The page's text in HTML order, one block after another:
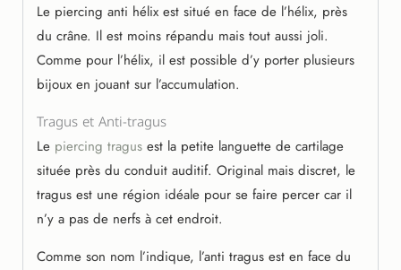
Le piercing anti hélix est situé en face de l’hélix, près
du crâne. Il est moins répandu mais tout aussi joli.
Comme pour l’hélix, il est possible d’y porter plusieurs
bijoux en jouant sur l’accumulation.
Tragus et Anti-tragus
Le piercing tragus est la petite languette de cartilage
située près du conduit auditif. Original mais discret, le
tragus est une région idéale pour se faire percer car il
n’y a pas de nerfs à cet endroit.
Comme son nom l’indique, l’anti tragus est en face du